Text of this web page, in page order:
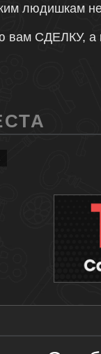
людишкам не
вам СДЕЛКУ, а